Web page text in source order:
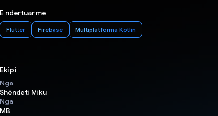
E ndertuar me
Flutter Firebase Multiplatforma Kotlin
Ekipi
Nga
Shëndeti Miku
Nga
MB